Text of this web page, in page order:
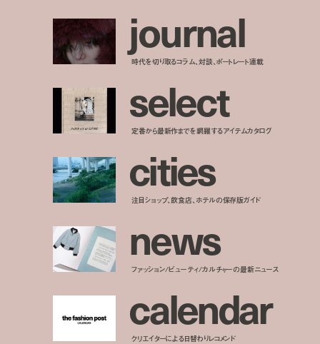
journal
時代を切り取るコラム、対談、ポートレート連載
select
定番から最新作までを網羅するアイテムカタログ
cities
注目ショップ、飲食店、ホテルの保存版ガイド
news
ファッション/ビューティ/カルチャーの最新ニュース
calendar
クリエイターによる日替わりレコメンド